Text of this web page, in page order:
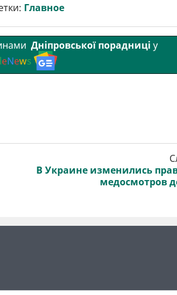
Главное
Дніпровської порадниці у
leNews
В Украине изменились
медосмотров